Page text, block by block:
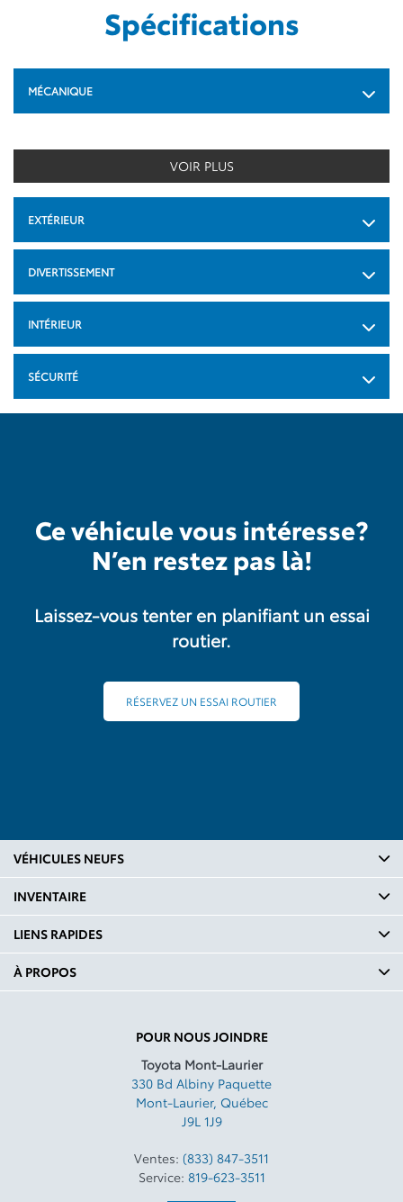
Spécifications
MÉCANIQUE
VOIR PLUS
EXTÉRIEUR
DIVERTISSEMENT
INTÉRIEUR
SÉCURITÉ
Ce véhicule vous intéresse?
N’en restez pas là!
Laissez-vous tenter en planifiant un essai
routier.
RÉSERVEZ UN ESSAI ROUTIER
POUR NOUS JOINDRE
Toyota Mont-Laurier
330 Bd Albiny Paquette
Mont-Laurier, Québec
J9L 1J9
Ventes: (833) 847-3511
Service: 819-623-3511
VÉHICULES NEUFS
INVENTAIRE
LIENS RAPIDES
À PROPOS